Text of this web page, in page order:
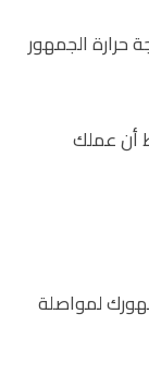
حرارة الجمهور
أن عملك
لمواصلة